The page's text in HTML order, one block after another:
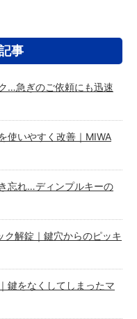
事
…急ぎのご依頼にも迅速
使いやすく改善｜MIWA
忘れ…ディンプルキーの
ク解錠｜鍵穴からのピッキ
鍵をなくしてしまったマ